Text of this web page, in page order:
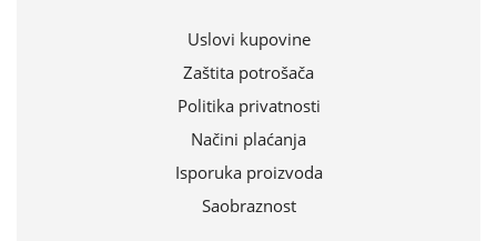
Uslovi kupovine
Zaštita potrošača
Politika privatnosti
Načini plaćanja
Isporuka proizvoda
Saobraznost